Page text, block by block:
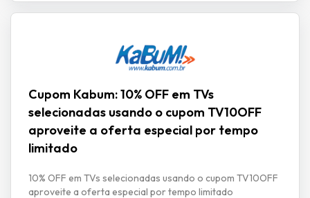
Cupom Kabum: 10% OFF em TVs
selecionadas usando o cupom TV10OFF
aproveite a oferta especial por tempo
limitado
10% OFF em TVs selecionadas usando o cupom TV10OFF
aproveite a oferta especial por tempo limitado